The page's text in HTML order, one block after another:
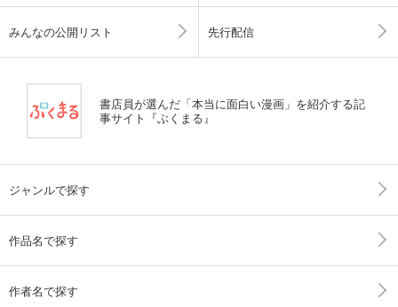
みんなの公開リスト 先行配信
書店員が選んだ「本当に面白い漫画」を紹介する記
事サイト『ぶくまる』
ジャンルで探す
作品名で探す
作者名で探す